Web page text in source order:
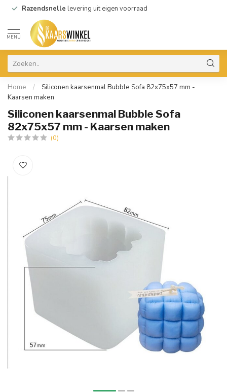
Razendsnelle levering uit eigen voorraad
MENU
Home /
Siliconen kaarsenmal Bubble Sofa 82x75x57 mm -
Kaarsen maken
Siliconen kaarsenmal Bubble Sofa
82x75x57 mm - Kaarsen maken
(0)